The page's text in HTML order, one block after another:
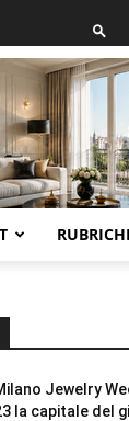
Jewelry
la capitale del